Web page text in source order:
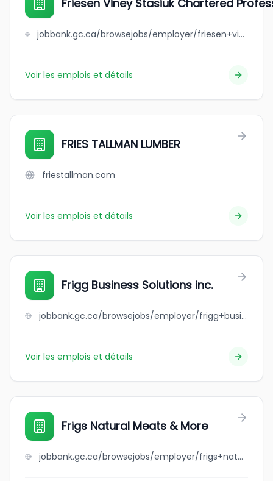
Friesen Viney Stasiuk Chartered
jobbank.gc.ca/browsejobs/employer/friesen+viney+stasiuk+chartered+professional+accountants/ca
Voir les emplois et détails
FRIES TALLMAN LUMBER
friestallman.com
Voir les emplois et détails
Frigg Business Solutions inc.
jobbank.gc.ca/browsejobs/employer/frigg+business+solutions+inc./ca
Voir les emplois et détails
Frigs Natural Meats & More
jobbank.gc.ca/browsejobs/employer/frigs+natural+meats+%26+more/ca